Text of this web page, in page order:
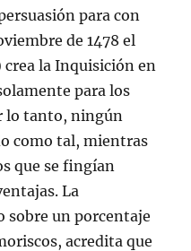
para con
de 1478 el
crea la Inquisición en
para los
lo tanto, ningún
como tal, mientras
que se fingían
La
un porcentaje
acredita que